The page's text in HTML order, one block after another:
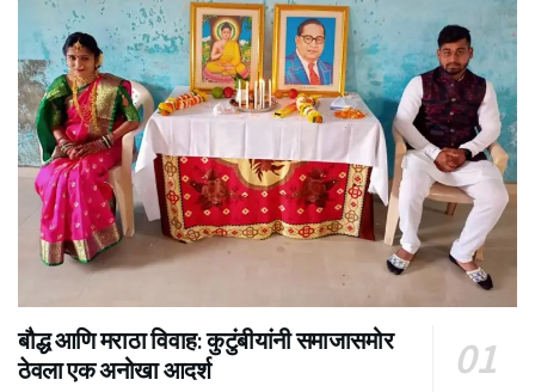
बौद्ध आणि मराठा विवाह: कुटुंबीयांनी समाजासमोर
ठेवला एक अनोखा आदर्श